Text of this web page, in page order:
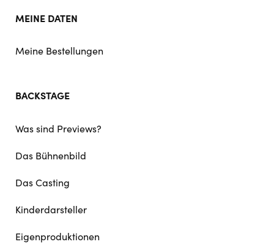
MEINE DATEN
Meine Bestellungen
BACKSTAGE
Was sind Previews?
Das Bühnenbild
Das Casting
Kinderdarsteller
Eigenproduktionen